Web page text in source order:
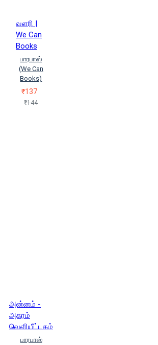
வளரி |
We Can
Books
பாரபாஸ்
(We Can
Books)
₹137
₹144
அன்னம் -
அகரம்
வெளியீட்டகம்
பாரபாஸ்